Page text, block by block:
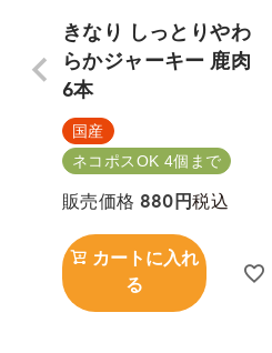
きなり しっとりやわ
らかジャーキー 鹿肉
6本
国産
ネコポスOK 4個まで
販売価格 880 税込
カートに入れ
る